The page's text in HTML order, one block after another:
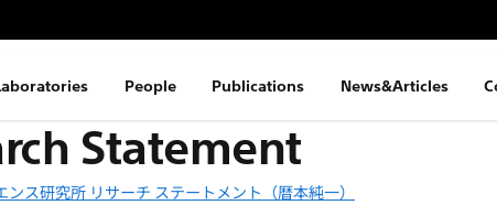
People Publications News&Articles
Statement
ス研究所 リサーチ ステートメント（暦本純一）